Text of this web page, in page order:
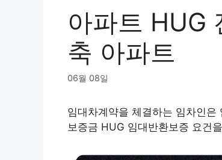
아파트 HUG
축 아파트
06월 08일
임대차계약을 체결하는 임차인
보증금 HUG 임대반환보증 요건